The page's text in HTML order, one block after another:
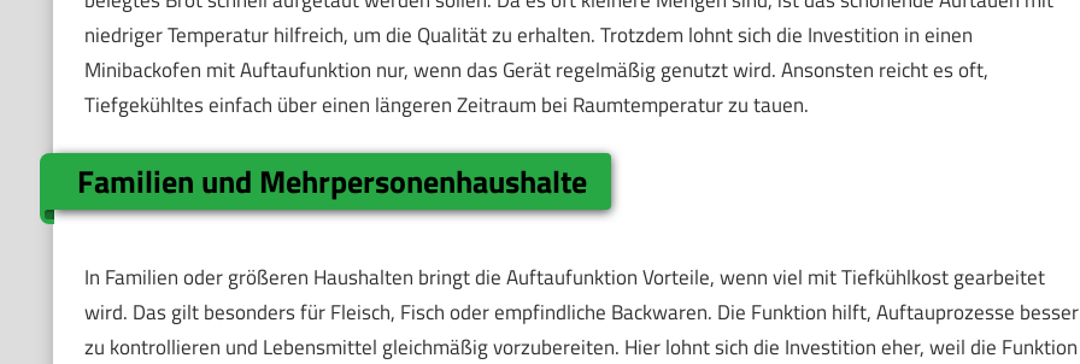
niedriger Temperatur hilfreich, um die Qualität zu erhalten. Trotzdem lohnt sich die Investition in einen
Minibackofen mit Auftaufunktion nur, wenn das Gerät regelmäßig genutzt wird. Ansonsten reicht es oft,
Tiefgekühltes einfach über einen längeren Zeitraum bei Raumtemperatur zu tauen.
Familien und Mehrpersonenhaushalte
In Familien oder größeren Haushalten bringt die Auftaufunktion Vorteile, wenn viel mit Tiefkühlkost gearbeitet
wird. Das gilt besonders für Fleisch, Fisch oder empfindliche Backwaren. Die Funktion hilft, Auftauprozesse besser
zu kontrollieren und Lebensmittel gleichmäßig vorzubereiten. Hier lohnt sich die Investition eher, weil die Funktion